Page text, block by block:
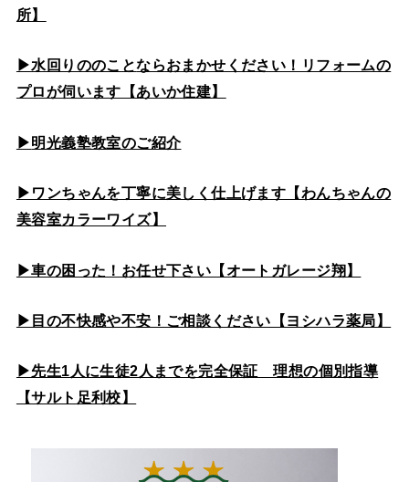
所】
▶水回りののことならおまかせください！リフォームの
プロが伺います【あいか住建】
▶明光義塾教室のご紹介
▶ワンちゃんを丁寧に美しく仕上げます【わんちゃんの
美容室カラーワイズ】
▶車の困った！お任せ下さい【オートガレージ翔】
▶目の不快感や不安！ご相談ください【ヨシハラ薬局】
▶先生1人に生徒2人までを完全保証 理想の個別指導
【サルト足利校】